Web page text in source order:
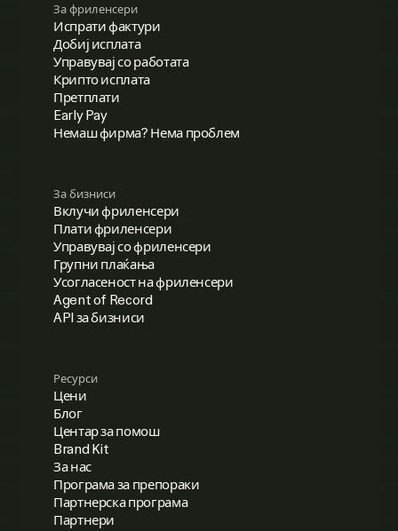
За фриленсери
Испрати фактури
Добиј исплата
Управувај со работата
Крипто исплата
Претплати
Early Pay
Немаш фирма? Нема проблем
За бизниси
Вклучи фриленсери
Плати фриленсери
Управувај со фриленсери
Групни плаќања
Усогласеност на фриленсери
Agent of Record
API за бизниси
Ресурси
Цени
Блог
Центар за помош
Brand Kit
За нас
Програма за препораки
Партнерска програма
Партнери